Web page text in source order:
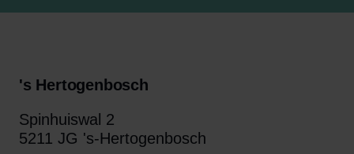
's Hertogenbosch
Spinhuiswal 2
5211 JG 's-Hertogenbosch